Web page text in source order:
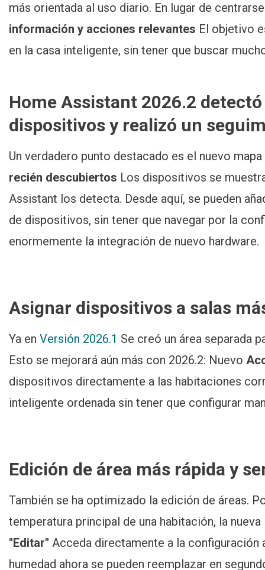
más orientada al uso diario. En lugar de
información y acciones relevantes El objetivo
en la casa inteligente, sin tener que buscar
Home Assistant 2026.2
dispositivos y realizó un
Un verdadero punto destacado es el nuevo
recién descubiertos Los dispositivos se
Assistant los detecta. Desde aquí, se pueden
de dispositivos, sin tener que navegar por la
enormemente la integración de nuevo hardware.
Asignar dispositivos a salas
Ya en Versión 2026.1 Se creó un área separada
Esto se mejorará aún más con 2026.2: Nuevo
dispositivos directamente a las habitaciones
inteligente ordenada sin tener que configurar
Edición de área más rápida y
También se ha optimizado la edición de áreas.
temperatura principal de una habitación, la
"Editar" Acceda directamente a la configuración
humedad ahora se pueden reemplazar en